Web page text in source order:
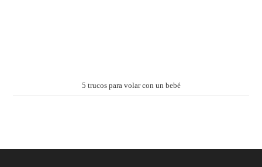
5 trucos para volar con un bebé